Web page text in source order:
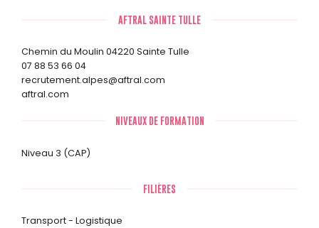
AFTRAL SAINTE TULLE
Chemin du Moulin 04220 Sainte Tulle
07 88 53 66 04
recrutement.alpes@aftral.com
aftral.com
NIVEAUX DE FORMATION
Niveau 3 (CAP)
FILIÈRES
Transport - Logistique